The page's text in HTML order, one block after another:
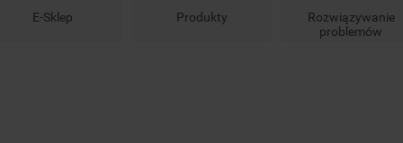
E-Sklep Produkty
Rozwiązywanie
problemów
korzysta z